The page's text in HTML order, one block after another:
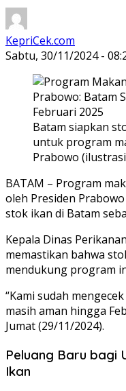
KepriCek.com
Sabtu, 30/11/2024 -
Batam siapkan
untuk program
Prabowo
BATAM – Program
oleh Presiden
stok ikan di Batam
Kepala Dinas
memastikan bahwa
mendukung program
“Kami sudah
masih aman hingga
Jumat (29/11/2024).
Peluang Baru bagi
Ikan